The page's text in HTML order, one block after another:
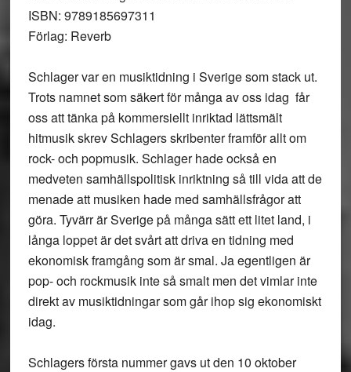
ISBN: 9789185697311
Förlag: Reverb
Schlager var en musiktidning i Sverige som stack ut.
Trots namnet som säkert för många av oss idag får
oss att tänka på kommersiellt inriktad lättsmält
hitmusik skrev Schlagers skribenter framför allt om
rock- och popmusik. Schlager hade också en
medveten samhällspolitisk inriktning så till vida att de
menade att musiken hade med samhällsfrågor att
göra. Tyvärr är Sverige på många sätt ett litet land, i
långa loppet är det svårt att driva en tidning med
ekonomisk framgång som är smal. Ja egentligen är
pop- och rockmusik inte så smalt men det vimlar inte
direkt av musiktidningar som går ihop sig ekonomiskt
idag.
Schlagers första nummer gavs ut den 10 oktober